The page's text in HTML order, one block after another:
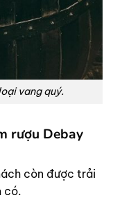
vang quý.
rượu Debay
còn được trải
có.